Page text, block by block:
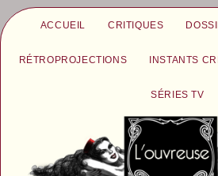
ACCUEIL CRITIQUES
RÉTROPROJECTIONS INSTANTS
SÉRIES TV